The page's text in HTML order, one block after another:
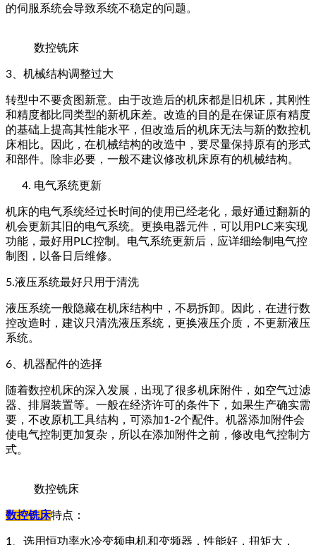
的伺服系统会导致系统不稳定的问题。
数控铣床
3、机械结构调整过大
转型中不要贪图新意。由于改造后的机床都是旧机床，其刚性
和精度都比同类型的新机床差。改造的目的是在保证原有精度
的基础上提高其性能水平，但改造后的机床无法与新的数控机
床相比。因此，在机械结构的改造中，要尽量保持原有的形式
和部件。除非必要，一般不建议修改机床原有的机械结构。
电气系统更新
机床的电气系统经过长时间的使用已经老化，最好通过翻新的
机会更新其旧的电气系统。更换电器元件，可以用PLC来实现
功能，最好用PLC控制。电气系统更新后，应详细绘制电气控
制图，以备日后维修。
5.液压系统最好只用于清洗
液压系统一般隐藏在机床结构中，不易拆卸。因此，在进行数
控改造时，建议只清洗液压系统，更换液压介质，不更新液压
系统。
6、机器配件的选择
随着数控机床的深入发展，出现了很多机床附件，如空气过滤
器、排屑装置等。一般在经济许可的条件下，如果生产确实需
要，不改原机工具结构，可添加1-2个配件。机器添加附件会
使电气控制更加复杂，所以在添加附件之前，修改电气控制方
式。
数控铣床
数控铣床特点：
1、选用恒功率水冷变频电机和变频器，性能好，扭矩大，